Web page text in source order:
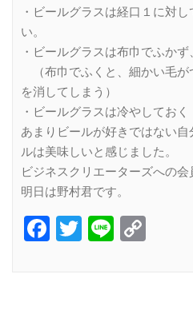
・ビールグラスは経口１に対
い。
・ビールグラスは布巾でふか
（布巾でふくと、細かい毛が
を消してしまう）
・ビールグラスは冷やしておく
あまりビールが好きではない
ルは美味しいと感じました。
ビジネスクリエーターズへの会
明日は野村君です。
Facebook
Twitter
Line